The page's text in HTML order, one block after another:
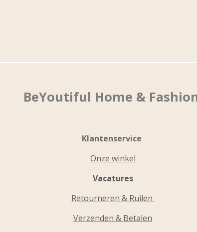
BeYoutiful Home &
Klantenservice
Onze winkel
Vacatures
Retourneren & Ruilen
Verzenden & Betalen